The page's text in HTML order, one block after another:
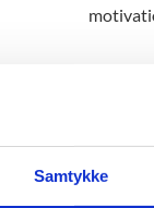
Samtykke
Vi